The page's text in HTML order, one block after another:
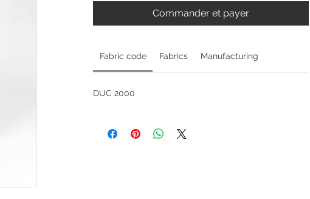
Commander et payer
Fabric code Fabrics Manufacturing
DUC 2000